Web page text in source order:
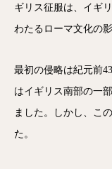
ギリス征服は、イギ
わたるローマ文化の
最初の侵略は紀元前
はイギリス南部の一
ました。しかし、こ
た。